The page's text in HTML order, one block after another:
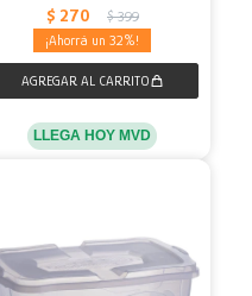
$ 270 $ 399
32
LLEGA HOY MVD